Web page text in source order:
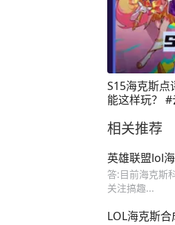
S15海克斯点
能这样玩？
下无双格斗大
相关推荐
英雄联盟lol
答:目前海克斯
关注搞趣...
LOL海克斯合